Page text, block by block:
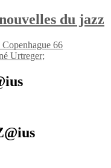
du jazz
66
Urtreger;